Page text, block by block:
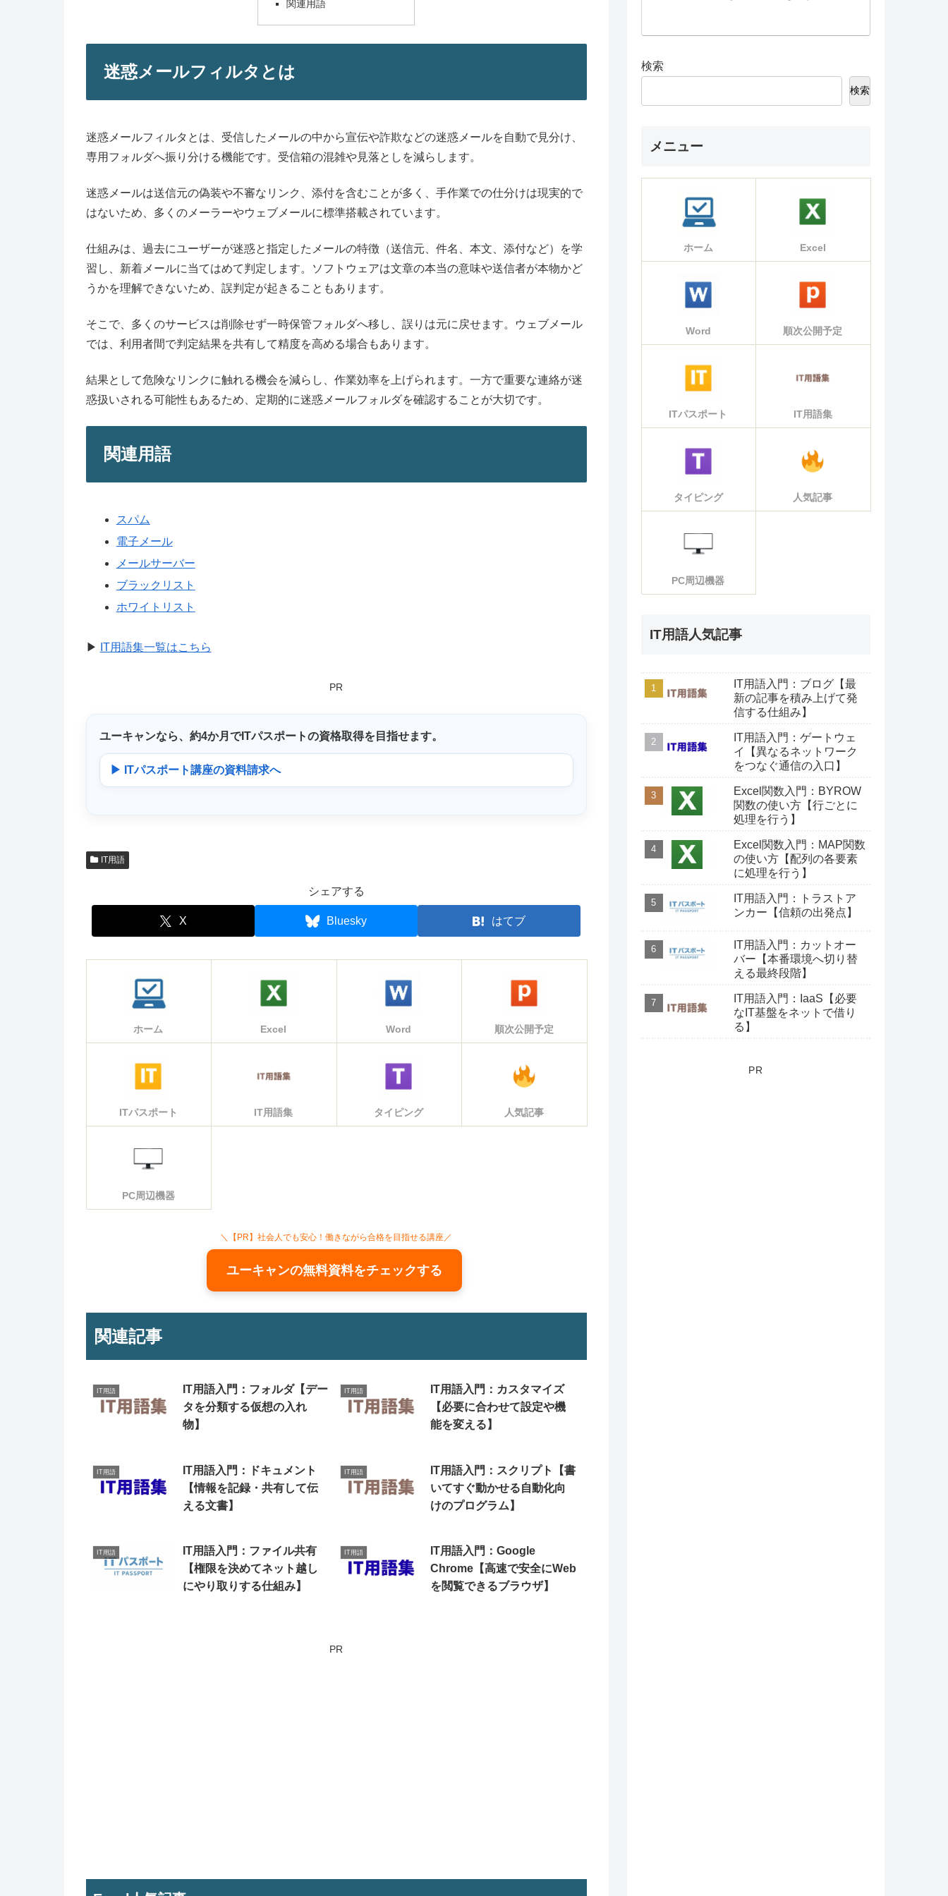
関連用語
迷惑メールフィルタとは
迷惑メールフィルタとは、受信したメールの中から宣伝や詐欺などの迷惑メールを自動で見分け、
専用フォルダへ振り分ける機能です。受信箱の混雑や見落としを減らします。
迷惑メールは送信元の偽装や不審なリンク、添付を含むことが多く、手作業での仕分けは現実的で
はないため、多くのメーラーやウェブメールに標準搭載されています。
仕組みは、過去にユーザーが迷惑と指定したメールの特徴（送信元、件名、本文、添付など）を学
習し、新着メールに当てはめて判定します。ソフトウェアは文章の本当の意味や送信者が本物かど
うかを理解できないため、誤判定が起きることもあります。
そこで、多くのサービスは削除せず一時保管フォルダへ移し、誤りは元に戻せます。ウェブメール
では、利用者間で判定結果を共有して精度を高める場合もあります。
結果として危険なリンクに触れる機会を減らし、作業効率を上げられます。一方で重要な連絡が迷
惑扱いされる可能性もあるため、定期的に迷惑メールフォルダを確認することが大切です。
関連用語
スパム
電子メール
メールサーバー
ブラックリスト
ホワイトリスト
▶ IT用語集一覧はこちら
PR
ユーキャンなら、 約4か月 でITパスポートの資格取得を目指せます。
▶ ITパスポート講座の資料請求へ
IT用語
シェアする
X Bluesky はてブ
ホーム Excel Word 順次公開予定
ITパスポート IT用語集 タイピング 人気記事
PC周辺機器
＼【PR】社会人でも安心！働きながら合格を目指せる講座／
ユーキャンの無料資料をチェックする
関連記事
IT用語
IT用語入門：フォルダ【デー
タを分類する仮想の入れ
物】
IT用語
IT用語入門：カスタマイズ
【必要に合わせて設定や機
能を変える】
IT用語
IT用語入門：ドキュメント
【情報を記録・共有して伝
える文書】
IT用語
IT用語入門：スクリプト【書
いてすぐ動かせる自動化向
けのプログラム】
IT用語
IT用語入門：ファイル共有
【権限を決めてネット越し
にやり取りする仕組み】
IT用語
IT用語入門：Google
Chrome【高速で安全にWeb
を閲覧できるブラウザ】
PR
検索
検索
メニュー
ホーム Excel
Word 順次公開予定
ITパスポート IT用語集
タイピング 人気記事
PC周辺機器
IT用語人気記事
IT用語入門：ブログ【最
新の記事を積み上げて発
信する仕組み】
IT用語入門：ゲートウェ
イ【異なるネットワーク
をつなぐ通信の入口】
Excel関数入門：BYROW
関数の使い方【行ごとに
処理を行う】
Excel関数入門：MAP関数
の使い方【配列の各要素
に処理を行う】
IT用語入門：トラストア
ンカー【信頼の出発点】
IT用語入門：カットオー
バー【本番環境へ切り替
える最終段階】
IT用語入門：IaaS【必要
なIT基盤をネットで借り
る】
PR